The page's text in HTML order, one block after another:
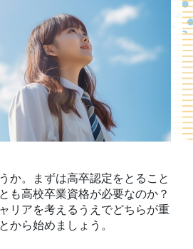
か。まずは高卒認定をとること
も高校卒業資格が必要なのか？
リアを考えるうえでどちらが重
から始めましょう。